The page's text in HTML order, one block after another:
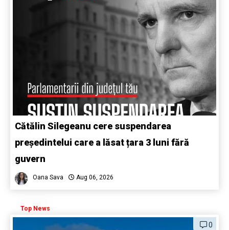
Cătălin Silegeanu cere suspendarea
președintelui care a lăsat țara 3 luni fără
guvern
Oana Sava Aug 06, 2026
Top News
0